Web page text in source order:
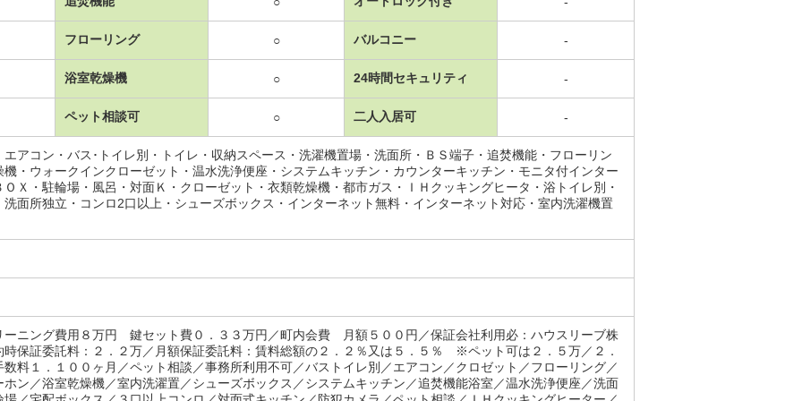
フローリング ○ バルコニー -
浴室乾燥機 ○ 24時間セキュリティ -
ペット相談可 ○ 二人入居可 -
エアコン・バス･トイレ別・トイレ・収納スペース・洗濯機置場・洗面所・ＢＳ端子・追焚機能・フローリン
機・ウォークインクローゼット・温水洗浄便座・システムキッチン・カウンターキッチン・モニタ付インター
ＯＸ・駐輪場・風呂・対面Ｋ・クローゼット・衣類乾燥機・都市ガス・ＩＨクッキングヒータ・浴トイレ別・
洗面所独立・コンロ2口以上・シューズボックス・インターネット無料・インターネット対応・室内洗濯機置
ーニング費用８万円 鍵セット費０．３３万円／町内会費 月額５００円／保証会社利用必：ハウスリーブ株
保証委託料：２．２万／月額保証委託料：賃料総額の２．２％又は５．５％ ※ペット可は２．５万／２．
数料１．１００ヶ月／ペット相談／事務所利用不可／バストイレ別／エアコン／クロゼット／フローリング／
ホン／浴室乾燥機／室内洗濯置／シューズボックス／システムキッチン／追焚機能浴室／温水洗浄便座／洗面